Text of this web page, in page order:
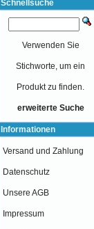
Schnellsuche
Verwenden Sie
Stichworte, um ein
Produkt zu finden.
erweiterte Suche
Informationen
Versand und Zahlung
Datenschutz
Unsere AGB
Impressum